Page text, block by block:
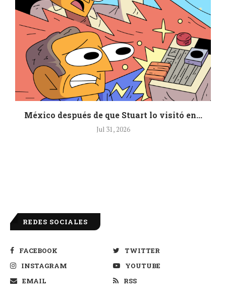
México después de que Stuart lo visitó en...
Jul 31, 2026
REDES SOCIALES
FACEBOOK
TWITTER
INSTAGRAM
YOUTUBE
EMAIL
RSS